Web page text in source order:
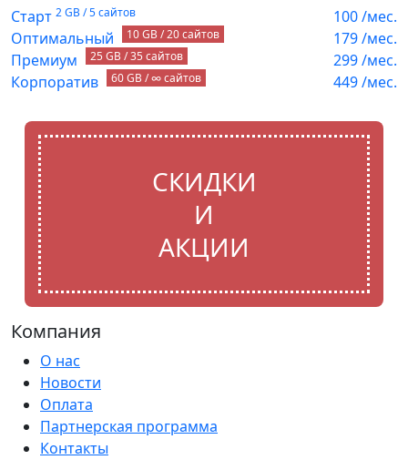
Старт 2 GB / 5 сайтов 100/мес.
Оптимальный
10 GB / 20 сайтов 179/мес.
Премиум
25 GB / 35 сайтов 299/мес.
Корпоратив
60 GB / ∞ сайтов 449/мес.
СКИДКИ
И
АКЦИИ
Компания
О нас
Новости
Оплата
Партнерская программа
Контакты